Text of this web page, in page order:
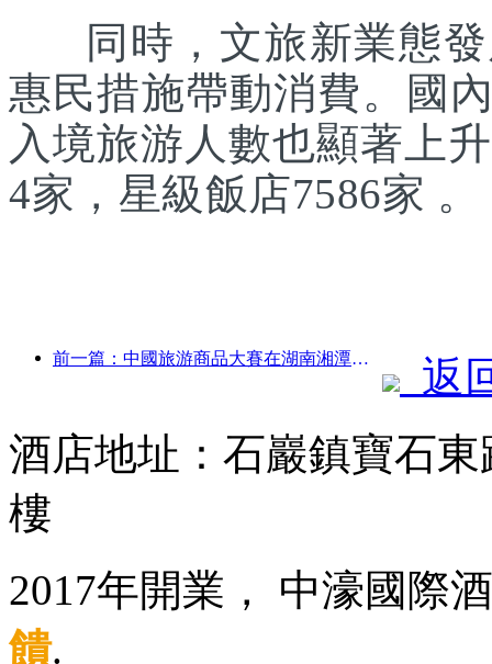
同時，文旅新業態發
惠民措施帶動消費。國
入境旅游人數也顯著上
4家，星級飯店7586家 。
前一篇：中國旅游商品大賽在湖南湘潭成功舉辦
返
酒店地址：石巖鎮寶石
樓
2017年開業， 中濠國
饋.